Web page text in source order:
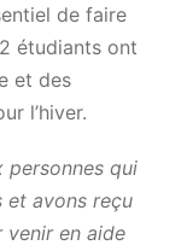
de faire
étudiants ont
et des
l’hiver.
personnes qui
et avons reçu
venir en aide